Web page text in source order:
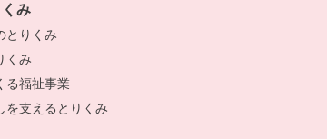
み
とりくみ
くみ
る福祉事業
を支えるとりくみ